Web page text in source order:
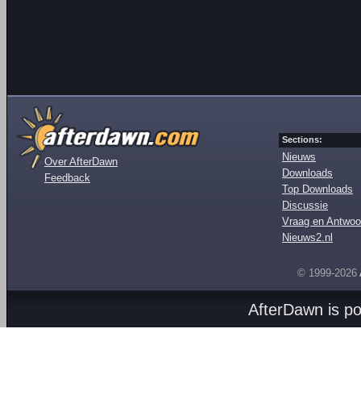
Over AfterDawn
Feedback
Sections:
Nieuws
Downloads
Top Downloads
Discussie
Vraag en
Nieuws2.nl
© 1999-2026
AfterDawn is